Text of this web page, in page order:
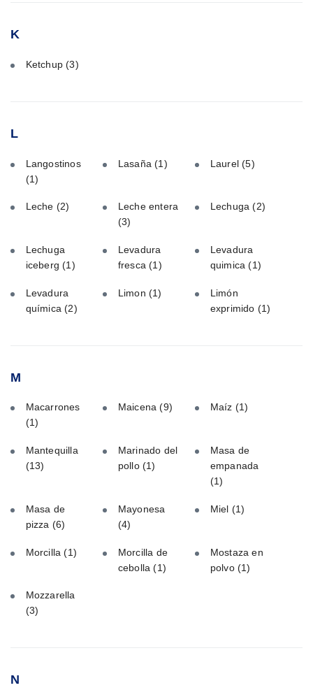
K
Ketchup(3)
L
Langostinos
(1)
Lasaña(1) Laurel(5)
Leche (2)
Leche entera
(3)
Lechuga(2)
Lechuga
iceberg(1)
Levadura
fresca(1)
Levadura
quimica(1)
Levadura
química(2)
Limon (1)
Limón
exprimido (1)
M
Macarrones
(1)
Maicena(9) Maíz (1)
Mantequilla
(13)
Marinado del
pollo (1)
Masa de
empanada
(1)
Masa de
pizza (6)
Mayonesa
(4)
Miel (1)
Morcilla(1)
Morcilla de
cebolla(1)
Mostaza en
polvo(1)
Mozzarella
(3)
N